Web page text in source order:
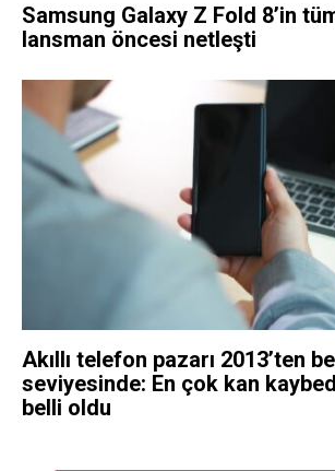
Samsung Galaxy Z Fold 8’in
lansman öncesi netleşti
Akıllı telefon pazarı 2013’ten
seviyesinde: En çok kan
belli oldu